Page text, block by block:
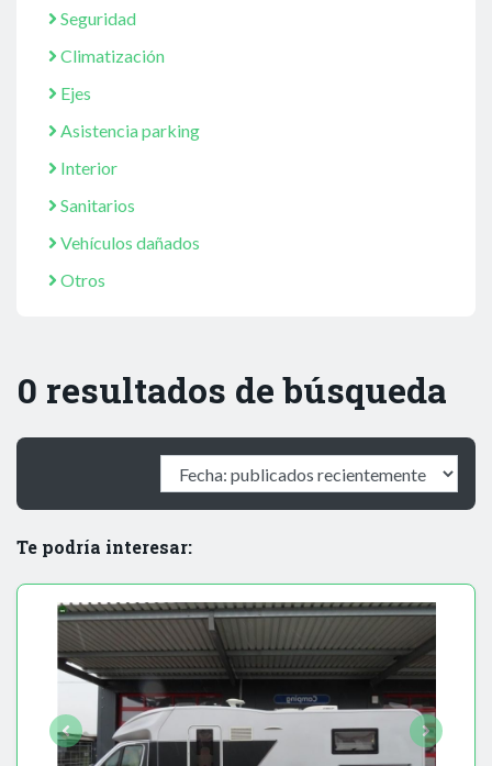
Seguridad
Climatización
Ejes
Asistencia parking
Interior
Sanitarios
Vehículos dañados
Otros
0 resultados de búsqueda
Te podría interesar: